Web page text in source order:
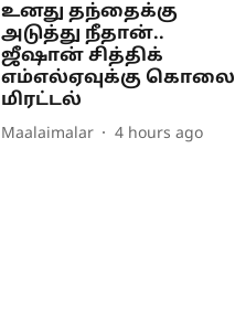
உனது தந்தைக்கு
அடுத்து நீதான்..
ஜீஷான் சித்திக்
எம்எல்ஏவுக்கு கொலை
மிரட்டல்
Maalaimalar 4 hours ago